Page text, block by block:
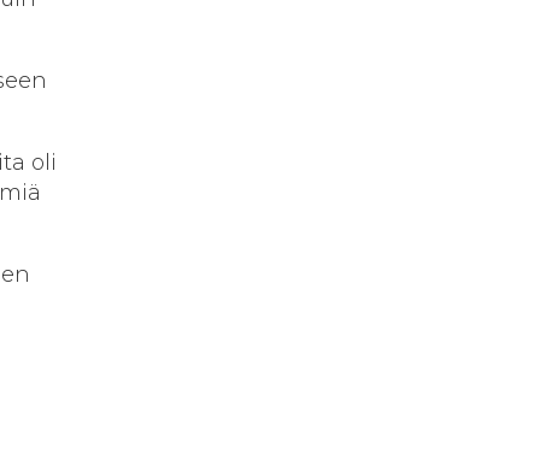
oli